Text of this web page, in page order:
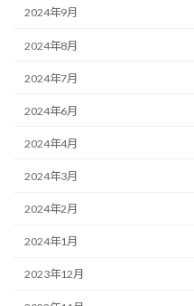
2024年9月
2024年8月
2024年7月
2024年6月
2024年4月
2024年3月
2024年2月
2024年1月
2023年12月